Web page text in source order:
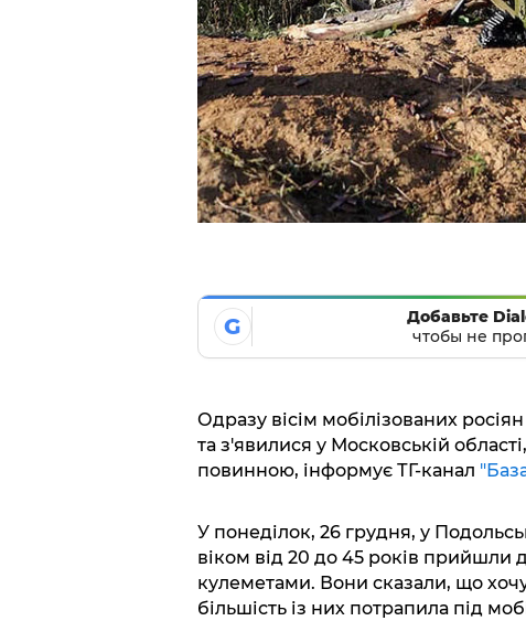
G
Добавьте
чтобы не
Одразу вісім мобілізованих
та з'явилися у Московській
повинною, інформує ТГ-канал
У понеділок, 26 грудня, у
віком від 20 до 45 років прийшли
кулеметами. Вони сказали, що
більшість із них потрапила під